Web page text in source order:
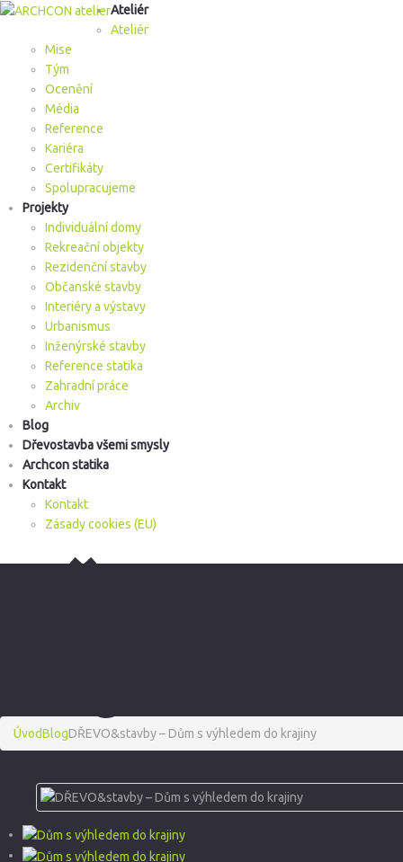
Ateliér
Ateliér
Mise
Tým
Ocenění
Média
Reference
Kariéra
Certifikáty
Spolupracujeme
Projekty
Individuální domy
Rekreační objekty
Rezidenční stavby
Občanské stavby
Interiéry a výstavy
Urbanismus
Inženýrské stavby
Reference statika
Zahradní práce
Archiv
Blog
Dřevostavba všemi smysly
Archcon statika
Kontakt
Kontakt
Zásady cookies (EU)
ÚvodBlogDŘEVO&stavby – Dům s výhledem do krajiny